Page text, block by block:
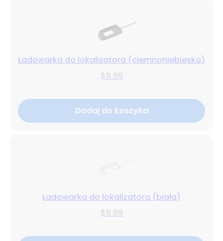
Ładowarka do lokalizatora (ciemnoniebieska)
$9.99
Dodaj do koszyka
Ładowarka do lokalizatora (biała)
$9.99